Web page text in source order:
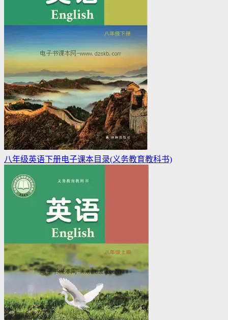
八年级英语下册电子课本目录(义务教育教科书)